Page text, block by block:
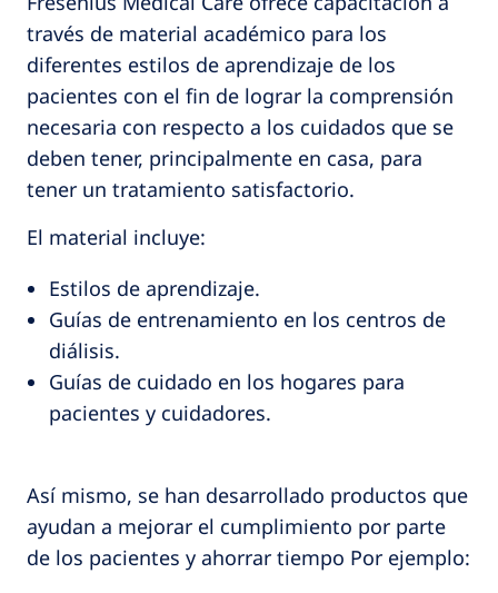
través de material académico para los
diferentes estilos de aprendizaje de los
pacientes con el fin de lograr la comprensión
necesaria con respecto a los cuidados que se
deben tener, principalmente en casa, para
tener un tratamiento satisfactorio.
El material incluye:
Estilos de aprendizaje.
Guías de entrenamiento en los centros de
diálisis.
Guías de cuidado en los hogares para
pacientes y cuidadores.
Así mismo, se han desarrollado productos que
ayudan a mejorar el cumplimiento por parte
de los pacientes y ahorrar tiempo Por ejemplo: